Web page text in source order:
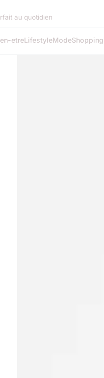
au quotidien
etreLifestyleModeShopping